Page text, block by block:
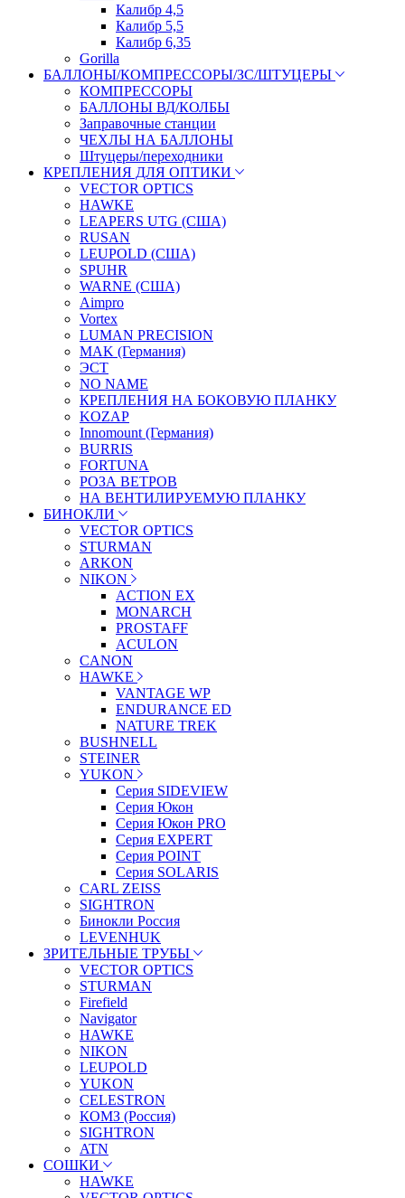
Калибр 4,5
Калибр 5,5
Калибр 6,35
Gorilla
БАЛЛОНЫ/КОМПРЕССОРЫ/ЗС/ШТУЦЕРЫ
КОМПРЕССОРЫ
БАЛЛОНЫ ВД/КОЛБЫ
Заправочные станции
ЧЕХЛЫ НА БАЛЛОНЫ
Штуцеры/переходники
КРЕПЛЕНИЯ ДЛЯ ОПТИКИ
VECTOR OPTICS
HAWKE
LEAPERS UTG (США)
RUSAN
LEUPOLD (США)
SPUHR
WARNE (США)
Aimpro
Vortex
LUMAN PRECISION
MAK (Германия)
ЭСТ
NO NAME
КРЕПЛЕНИЯ НА БОКОВУЮ ПЛАНКУ
KOZAP
Innomount (Германия)
BURRIS
FORTUNA
РОЗА ВЕТРОВ
НА ВЕНТИЛИРУЕМУЮ ПЛАНКУ
БИНОКЛИ
VECTOR OPTICS
STURMAN
ARKON
NIKON
ACTION EX
MONARCH
PROSTAFF
ACULON
CANON
HAWKE
VANTAGE WP
ENDURANCE ED
NATURE TREK
BUSHNELL
STEINER
YUKON
Серия SIDEVIEW
Серия Юкон
Серия Юкон PRO
Серия EXPERT
Серия POINT
Серия SOLARIS
CARL ZEISS
SIGHTRON
Бинокли Россия
LEVENHUK
ЗРИТЕЛЬНЫЕ ТРУБЫ
VECTOR OPTICS
STURMAN
Firefield
Navigator
HAWKE
NIKON
LEUPOLD
YUKON
CELESTRON
КОМЗ (Россия)
SIGHTRON
ATN
СОШКИ
HAWKE